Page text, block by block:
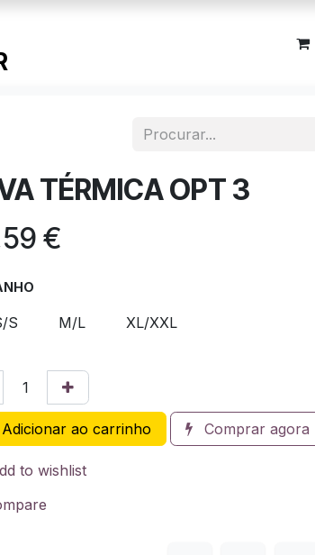
TÉRMICA OPT 3
€
S M/L XL/XXL
Adicionar ao carrinho Comprar agora
to wishlist